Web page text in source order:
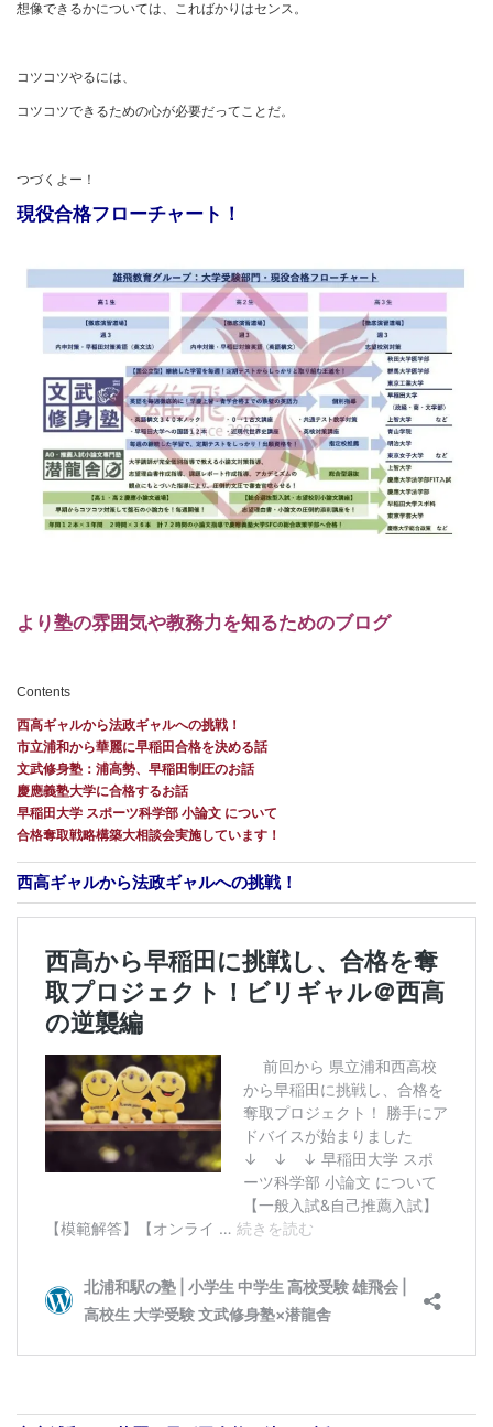
想像できるかについては、こればかりはセンス。
コツコツやるには、
コツコツできるための心が必要だってことだ。
つづくよー！
現役合格フローチャート！
より塾の雰囲気や教務力を知るためのブログ
Contents
西高ギャルから法政ギャルへの挑戦！
市立浦和から華麗に早稲田合格を決める話
文武修身塾：浦高勢、早稲田制圧のお話
慶應義塾大学に合格するお話
早稲田大学 スポーツ科学部 小論文 について
合格奪取戦略構築大相談会実施しています！
西高ギャルから法政ギャルへの挑戦！